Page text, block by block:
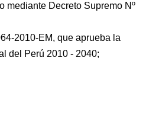
mediante Decreto Supremo Nº
2010-EM, que aprueba la
del Perú 2010 - 2040;